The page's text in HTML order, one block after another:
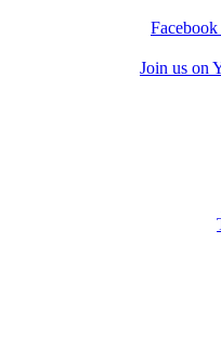
Join us on